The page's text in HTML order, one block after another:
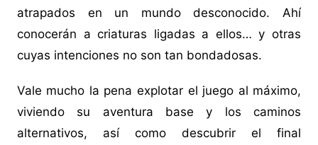
atrapados en un mundo desconocido. Ahí
conocerán a criaturas ligadas a ellos… y otras
cuyas intenciones no son tan bondadosas.
Vale mucho la pena explotar el juego al máximo,
viviendo su aventura base y los caminos
alternativos, así como descubrir el final